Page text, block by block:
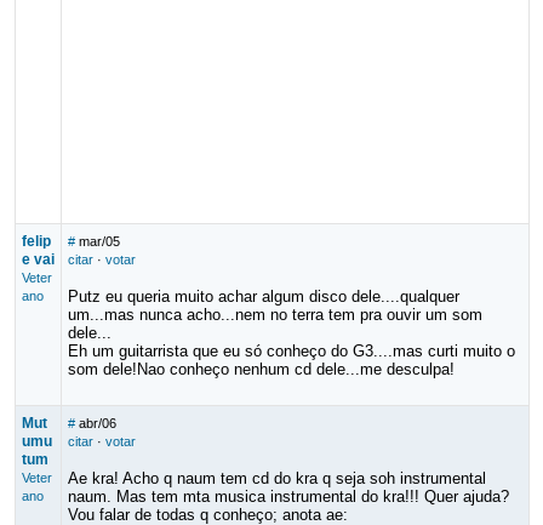
felip
e vai
Veter
ano
# mar/05
citar· votar
Putz eu queria muito achar algum disco dele....qualquer
um...mas nunca acho...nem no terra tem pra ouvir um som
dele...
Eh um guitarrista que eu só conheço do G3....mas curti muito o
som dele!Nao conheço nenhum cd dele...me desculpa!
Mut
umu
tum
Veter
ano
# abr/06
citar· votar
Ae kra! Acho q naum tem cd do kra q seja soh instrumental
naum. Mas tem mta musica instrumental do kra!!! Quer ajuda?
Vou falar de todas q conheço; anota ae: